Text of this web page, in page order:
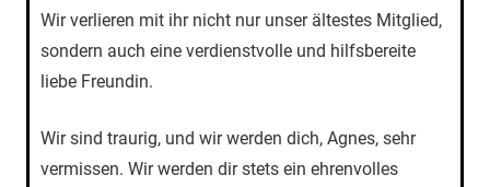
Wir verlieren mit ihr nicht nur unser ältestes Mitglied,
sondern auch eine verdienstvolle und hilfsbereite
liebe Freundin.
Wir sind traurig, und wir werden dich, Agnes, sehr
vermissen. Wir werden dir stets ein ehrenvolles